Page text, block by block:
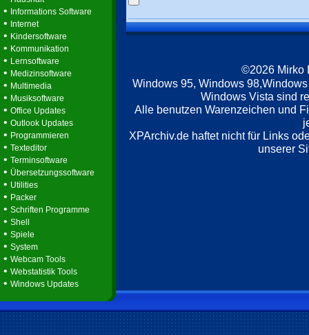
• Informations Software
• Internet
• Kindersoftware
• Kommunikation
• Lernsoftware
• Medizinsoftware
• Multimedia
• Musiksoftware
• Office Updates
• Outlook Updates
• Programmieren
• Texteditor
• Terminsoftware
• Übersetzungssoftware
• Utilities
• Packer
• Schriften Programme
• Shell
• Spiele
• System
• Webcam Tools
• Webstatistik Tools
• Windows Updates
©2026 Mirko
Windows 95, Windows
Windows Vista sind
Alle benutzen Warenzeichen und
XPArchiv.de haftet nicht für Links
unserer